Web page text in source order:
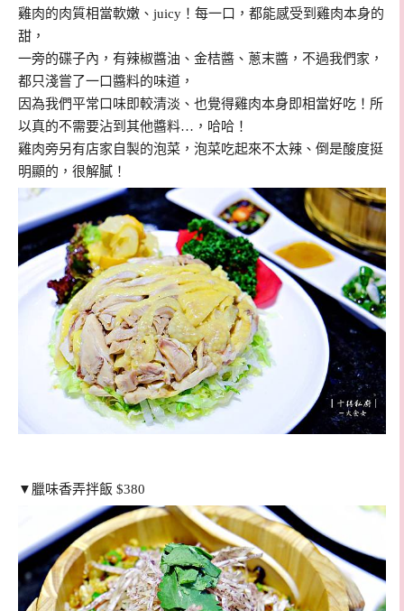
雞肉的肉質相當軟嫩、juicy！每一口，都能感受到雞肉本身的
甜，
一旁的碟子內，有辣椒醬油、金桔醬、蔥末醬，不過我們家，
都只淺嘗了一口醬料的味道，
因為我們平常口味即較清淡、也覺得雞肉本身即相當好吃！所
以真的不需要沾到其他醬料…，哈哈！
雞肉旁另有店家自製的泡菜，泡菜吃起來不太辣、倒是酸度挺
明顯的，很解膩！
▼臘味香弄拌飯 $380